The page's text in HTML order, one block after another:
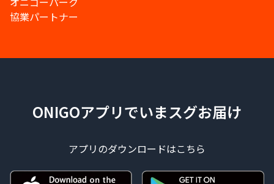
協業パートナー
ONIGOアプリでいまスグお届け
アプリのダウンロードはこちら